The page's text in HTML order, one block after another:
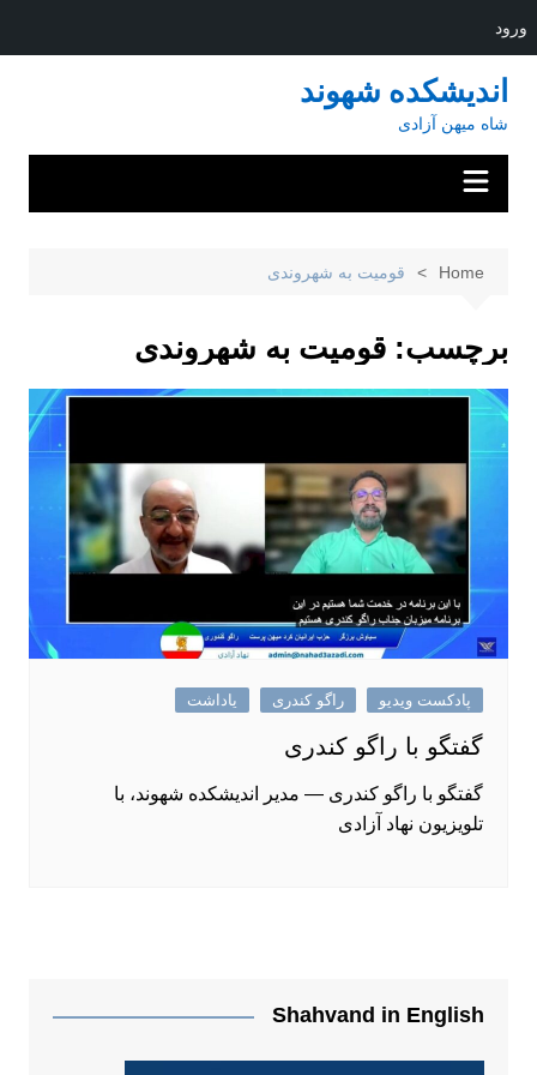
ورود
content
اندیشکده شهوند
شاه میهن آزادی
Home قومیت به شهروندی
برچسب: قومیت به شهروندی
پادکست ویدیو راگو کندری یاداشت
گفتگو با راگو کندری
گفتگو با راگو کندری — مدیر اندیشکده شهوند، با
تلویزیون نهاد آزادی
Shahvand in English